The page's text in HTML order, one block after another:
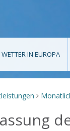
WETTER IN EUROPA
>